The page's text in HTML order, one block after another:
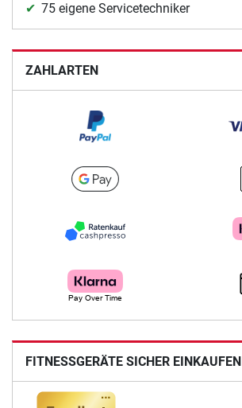
75 eigene Servicetechniker
ZAHLARTEN
FITNESSGERÄTE SICHER EINKAUFEN